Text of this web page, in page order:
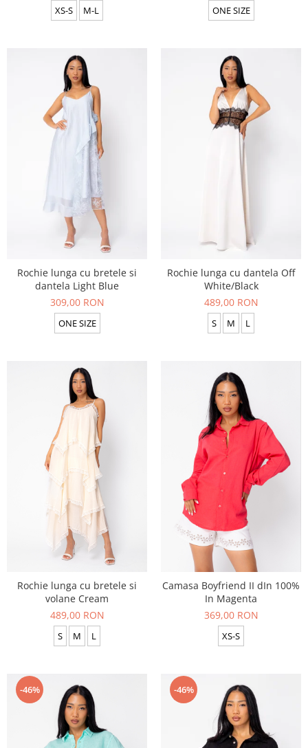
XS-S M-L ONE SIZE
Rochie lunga cu bretele si
dantela Light Blue
309,00 RON
ONE SIZE
Rochie lunga cu dantela Off
White/Black
489,00 RON
S M L
Rochie lunga cu bretele si
volane Cream
489,00 RON
S M L
Camasa Boyfriend II dIn 100%
In Magenta
369,00 RON
XS-S
-46% -46%